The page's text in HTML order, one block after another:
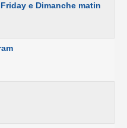
e Dimanche matin